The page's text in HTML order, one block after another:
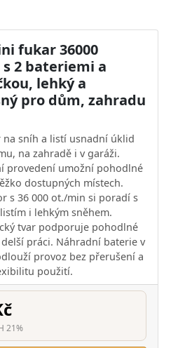
fukar 36000
2 bateriemi a
lehký a
pro dům, zahradu
na sníh a listí usnadní úklid
na zahradě i v garáži.
provedení umožní pohodlné
dostupných místech.
s 36 000 ot./min si poradí s
i lehkým sněhem.
tvar podporuje pohodlné
práci. Náhradní baterie v
provoz bez přerušení a
použití.
21%